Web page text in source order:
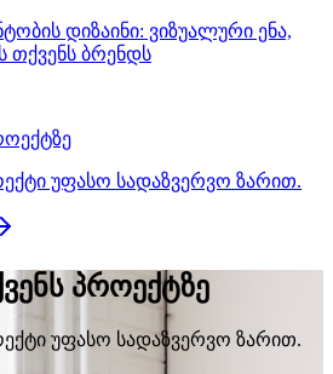
დიზაინი: ვიზუალური ენა,
თქვენს ბრენდს
უფასო სადაზვერვო ზარით.
პროექტზე
უფასო სადაზვერვო ზარით.